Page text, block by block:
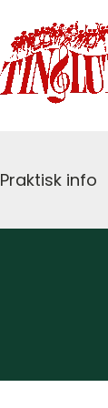
Praktisk info